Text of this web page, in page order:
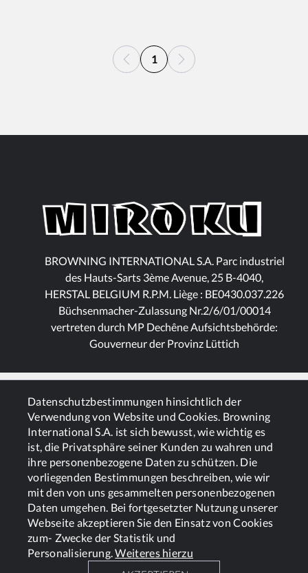
Datenschutzbestimmungen hinsichtlich der
Verwendung von Website und Cookies. Browning
International S.A. ist sich bewusst, wie wichtig es
ist, die Privatsphäre seiner Kunden zu wahren und
ihre personenbezogene Daten zu schützen. Die
vorliegenden Bestimmungen beschreiben, wie wir
mit den von uns gesammelten personenbezogenen
Daten umgehen. Bei fortgesetzter Nutzung unserer
Webseite akzeptieren Sie den Einsatz von Cookies
zum- Zwecke der Statistik und
Personalisierung.Weiteres hierzu
1
BROWNING INTERNATIONAL S.A. Parc industriel
des Hauts-Sarts 3ème Avenue, 25 B-4040,
HERSTAL BELGIUM R.P.M. Liège : BE0430.037.226
Büchsenmacher-Zulassung Nr.2/6/01/00014
vertreten durch MP Dechêne Aufsichtsbehörde:
Gouverneur der Provinz Lüttich
ALLGEMEINES
DIENSTLEISTUNGEN
CookiesPolitik zum Datenschutz